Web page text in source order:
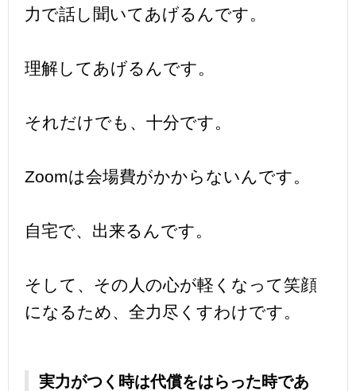
力で話し聞いてあげるんです。
理解してあげるんです。
それだけでも、十分です。
Zoomは会場費がかからないんです。
自宅で、出来るんです。
そして、その人の心が軽くなって笑顔
になるため、全力尽くすわけです。
実力がつく時は代償をはらった時であ